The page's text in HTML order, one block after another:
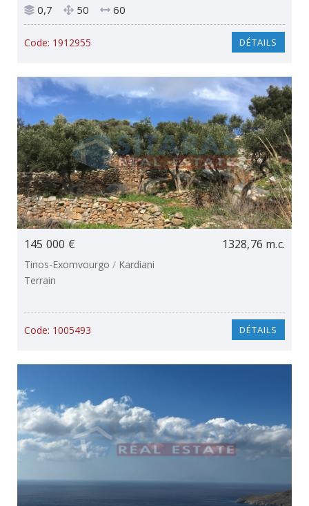
0,7 50 60
Code: 1912955 DÉTAILS
145 000 € 1328,76 m.c.
Tinos-Exomvourgo / Kardiani
Terrain
Code: 1005493 DÉTAILS